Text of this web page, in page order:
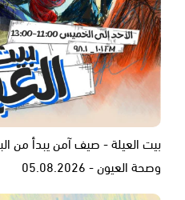
بيت العيلة - صيف آمن يبدأ من
وصحة العيون - 05.08.2026